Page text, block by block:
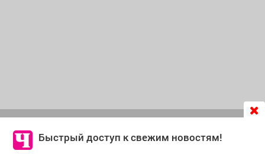
Быстрый доступ к свежим новостям!
согласие на обработку файлов cookie, которые
обеспечивают корректную работу сайта и сбора